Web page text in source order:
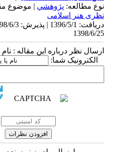
نوع مطالعه: پژوهشي | موضوع مقاله:
نظری هنر اسلامی
دریافت: 1396/5/1 | پذیرش:
1398/6/25
ارسال نظر درباره این مقاله : نام کاربری
الکترونیک شما: